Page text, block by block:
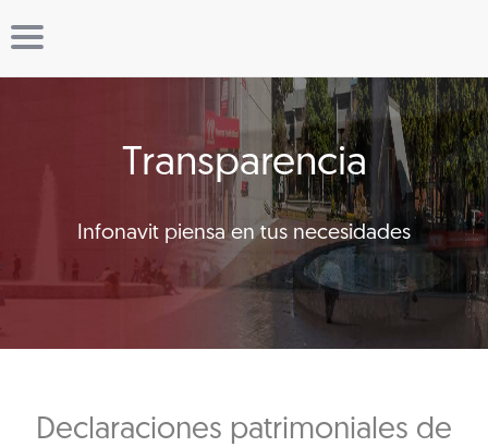
Transparencia
Infonavit piensa en tus necesidades
Declaraciones patrimoniales de